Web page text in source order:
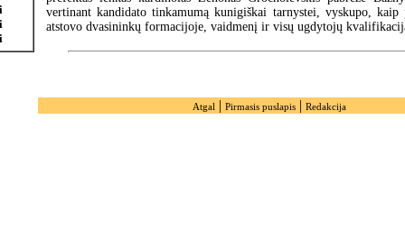
vertinant kandidato tinkamumą kunigiškai tarnystei, vyskupo, kaip
atstovo dvasininkų formacijoje, vaidmenį ir visų ugdytojų
Atgal | Pirmasis puslapis| Redakcija